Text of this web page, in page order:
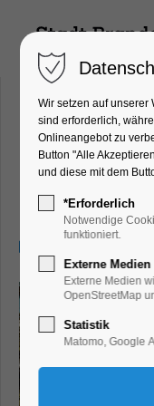
Cultural
Ausstellung
Wir setzen auf
sind erforderlich,
Onlineangebot zu
Button "Alle
und diese mit dem
*Erforderlich
Notwendige
funktioniert.
Externe Medien
Externe Medien
OpenStreetMap
Statistik
Matomo, Google